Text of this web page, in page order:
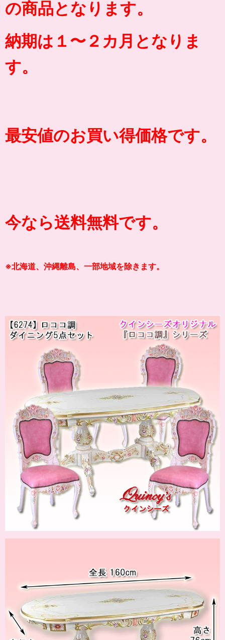
の商品となります。
納期は１〜２カ月となりま
す。
最安値のお買い得価格です。
今なら送料無料です。
※北海道、沖縄離島、一部地域を除きます。